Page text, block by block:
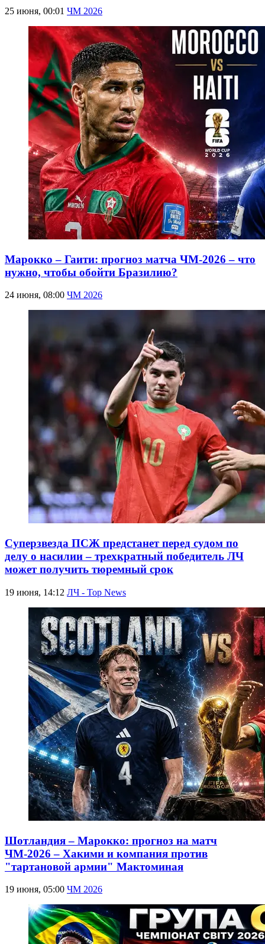
25 июня, 00:01 ЧМ 2026
Марокко – Гаити: прогноз матча ЧМ-2026 – что
нужно, чтобы обойти Бразилию?
24 июня, 08:00 ЧМ 2026
Суперзвезда ПСЖ предстанет перед судом по
делу о насилии – трехкратный победитель ЛЧ
может получить тюремный срок
19 июня, 14:12 ЛЧ - Top News
Шотландия – Марокко: прогноз на матч
ЧМ-2026 – Хакими и компания против
"тартановой армии" Мактоминая
19 июня, 05:00 ЧМ 2026